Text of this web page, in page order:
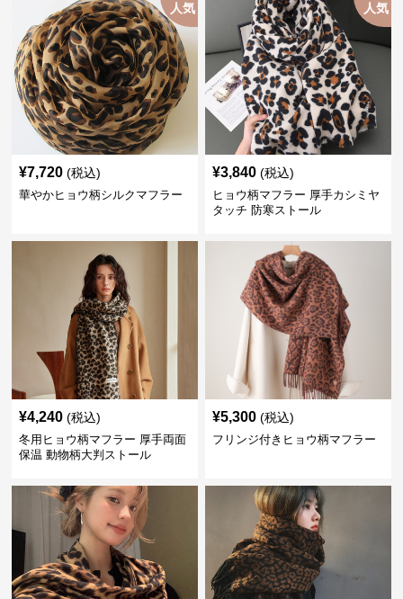
人気
¥7,720 (税込)
華やかヒョウ柄シルクマフラー
人気
¥3,840 (税込)
ヒョウ柄マフラー 厚手カシミヤ
タッチ 防寒ストール
¥4,240 (税込)
冬用ヒョウ柄マフラー 厚手両面
保温 動物柄大判ストール
¥5,300 (税込)
フリンジ付きヒョウ柄マフラー